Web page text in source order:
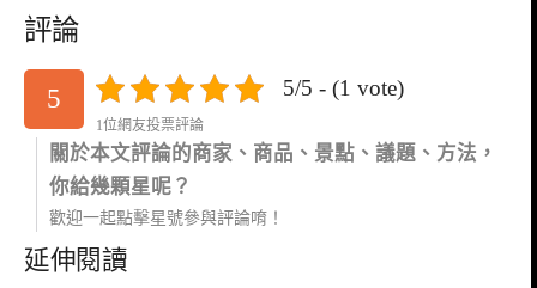
評論
5 5/5 - (1 vote)
1位網友投票評論
關於本文評論的商家、商品、景點、議題、方法，
你給幾顆星呢？
歡迎一起點擊星號參與評論唷！
延伸閱讀